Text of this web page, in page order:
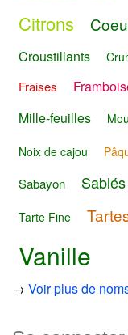
Citrons
Croustillants
Fraises
Mille-feuilles
Noix de cajou
Sabayon Sablés
Tarte Fine
Vanille
→ Voir plus de